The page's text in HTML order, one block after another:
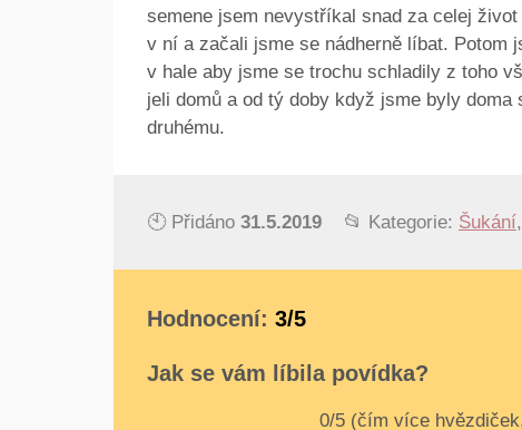
semene jsem nevystříkal snad za celej
v ní a začali jsme se nádherně líbat. Potom
v hale aby jsme se trochu schladily z toho
jeli domů a od tý doby když jsme byly
druhému.
🕙 Přidáno 31.5.2019 📂 Kategorie: Šukání,
Hodnocení: 3/5
Jak se vám líbila povídka?